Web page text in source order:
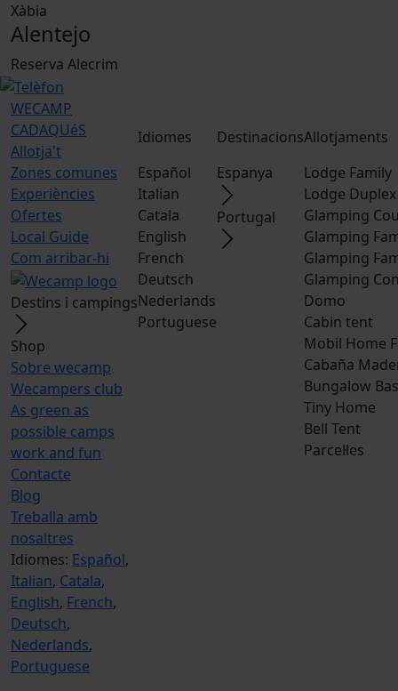
Xàbia
Alentejo
Reserva Alecrim
WECAMP
CADAQUéS
Allotja't
Zones comunes
Experiències
Ofertes
Local Guide
Com arribar-hi
Destins i campings
Shop
Sobre wecamp
Wecampers club
As green as
possible camps
work and fun
Contacte
Blog
Treballa amb
nosaltres
Idiomes: Español,
Italian, Catala,
English, French,
Deutsch,
Nederlands,
Portuguese
Idiomes
Español
Italian
Catala
English
French
Deutsch
Nederlands
Portuguese
Destinacions
Espanya
Portugal
Allotjaments
Lodge Family
Lodge Duplex
Glamping
Glamping
Glamping
Glamping
Domo
Cabin tent
Mobil Home
Cabaña
Bungalow
Tiny Home
Bell Tent
Parcel·les